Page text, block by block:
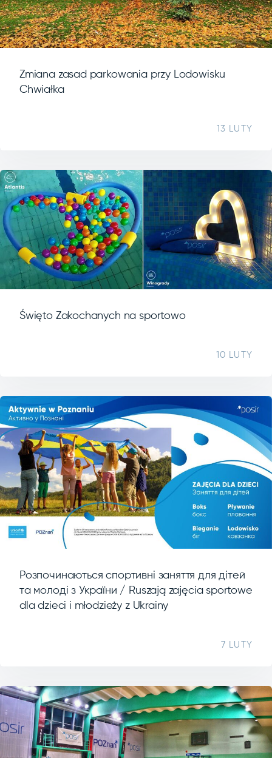
Zmiana zasad parkowania przy Lodowisku
Chwiałka
13 LUTY
Święto Zakochanych na sportowo
10 LUTY
Розпочинаються спортивні заняття для дітей
та молоді з України / Ruszają zajęcia sportowe
dla dzieci i młodzieży z Ukrainy
7 LUTY